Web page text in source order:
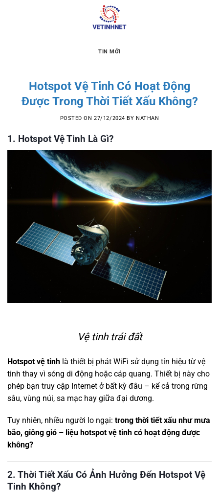
TIN MỚI
Hotspot Vệ Tinh Có Hoạt Động
Được Trong Thời Tiết Xấu Không?
POSTED ON27/12/2024 BYNATHAN
1. Hotspot Vệ Tinh Là Gì?
Vệ tinh trái đất
Hotspot vệ tinh là thiết bị phát WiFi sử dụng tín hiệu từ vệ
tinh thay vì sóng di động hoặc cáp quang. Thiết bị này cho
phép bạn truy cập Internet ở bất kỳ đâu – kể cả trong rừng
sâu, vùng núi, sa mạc hay giữa đại dương.
Tuy nhiên, nhiều người lo ngại: trong thời tiết xấu như mưa
bão, giông gió – liệu hotspot vệ tinh có hoạt động được
không?
2. Thời Tiết Xấu Có Ảnh Hưởng Đến Hotspot Vệ
Tinh Không?